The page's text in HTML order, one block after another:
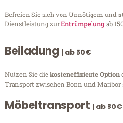
Befreien Sie sich von Unnötigem und
Dienstleistung zurEntrümpelungab
Beiladung | ab 50€
Nutzen Sie diekosteneffiziente Option
Transport zwischen Bonn und Maribor
Möbeltransport | ab 80€